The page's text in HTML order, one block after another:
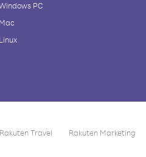
PC
Mac
Linux
Rakuten Travel Rakuten Marketing